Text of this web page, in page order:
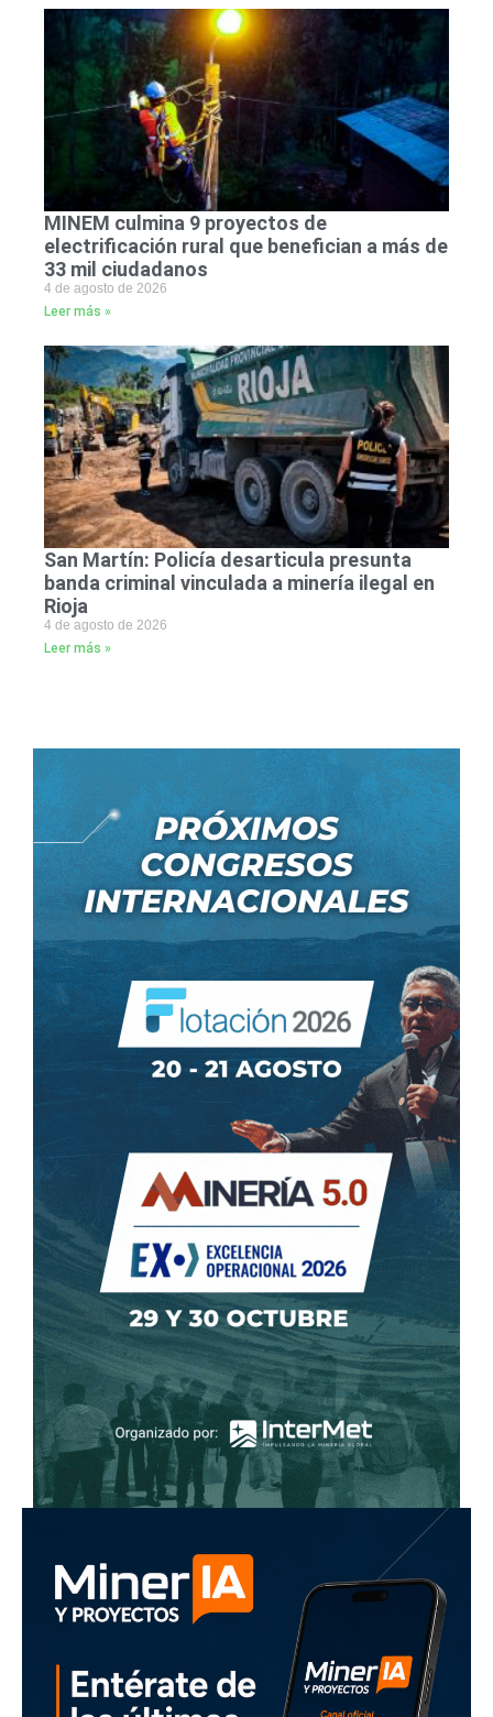
MINEM culmina 9 proyectos de
electrificación rural que benefician a más de
33 mil ciudadanos
4 de agosto de 2026
Leer más »
San Martín: Policía desarticula presunta
banda criminal vinculada a minería ilegal en
Rioja
4 de agosto de 2026
Leer más »